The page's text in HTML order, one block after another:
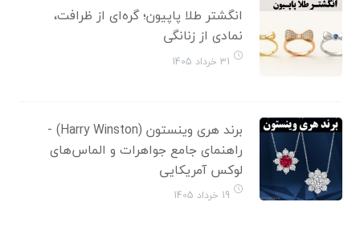
انگشتر طلا پاپیون؛ گره‌ای از ظرافت،
نمادی از زنانگی
31 خرداد 1405
برند هری وینستون (Harry Winston) -
راهنمای جامع جواهرات و الماس‌های
لوکس آمریکایی
19 خرداد 1405